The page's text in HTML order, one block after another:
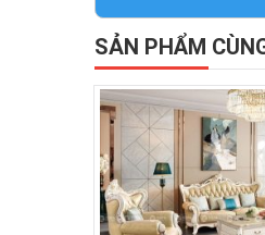
SẢN PHẨM